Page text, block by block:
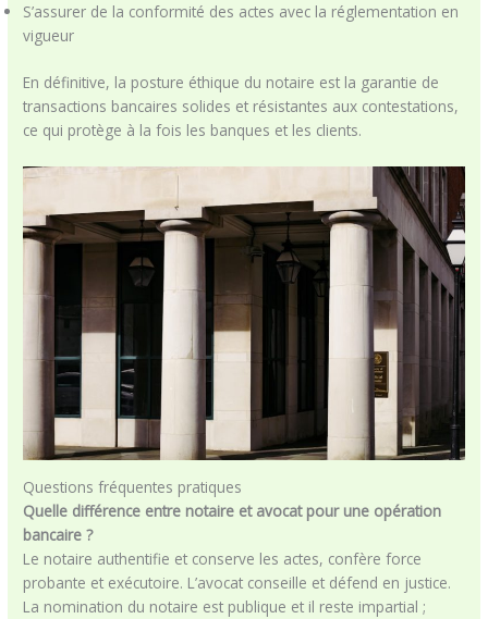
S’assurer de la conformité des actes avec la réglementation en
vigueur
En définitive, la posture éthique du notaire est la garantie de
transactions bancaires solides et résistantes aux contestations,
ce qui protège à la fois les banques et les clients.
Questions fréquentes pratiques
Quelle différence entre notaire et avocat pour une opération
bancaire ?
Le notaire authentifie et conserve les actes, confère force
probante et exécutoire. L’avocat conseille et défend en justice.
La nomination du notaire est publique et il reste impartial ;